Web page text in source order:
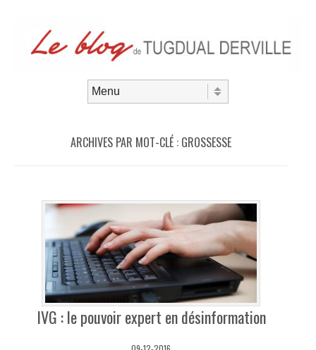
ARCHIVES PAR MOT-CLÉ : GROSSESSE
IVG : le pouvoir expert en désinformation